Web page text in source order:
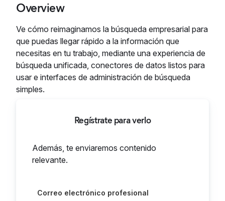
Overview
Ve cómo reimaginamos la búsqueda empresarial para
que puedas llegar rápido a la información que
necesitas en tu trabajo, mediante una experiencia de
búsqueda unificada, conectores de datos listos para
usar e interfaces de administración de búsqueda
simples.
Regístrate para verlo
Además, te enviaremos contenido
relevante.
Correo electrónico profesional